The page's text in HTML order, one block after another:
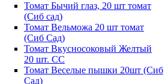
Томат Бычий глаз, 20 шт томат
(Сиб сад)
Томат Вельможа 20 шт томат
(Сиб Сад)
Томат Вкусносоковый Желтый
20 шт. СС
Томат Веселые пышки 20шт (Сиб
Сад)